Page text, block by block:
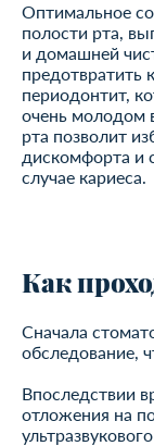
Оптимальное
полости рта,
и домашней
предотвратить
периодонтит,
очень молодом
рта позволит
дискомфорта и
случае кариеса.
Как
Сначала
обследование,
Впоследствии
отложения на